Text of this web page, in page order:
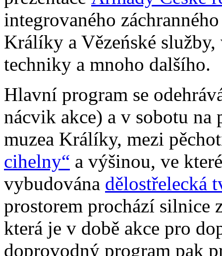
integrovaného
Králíky a Vězeńské
techniky a mnoho dalšího.
Hlavní program se
nácvik akce) a v sobotu na
muzea Králíky, mezi
cihelny“ a výšinou, ve
vybudována dělostřelecká
prostorem prochází
která je v době akce pro
doprovodný program pak